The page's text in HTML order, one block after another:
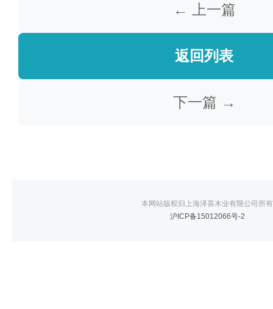
← 上一篇
返回列表
下一篇 →
本网站版权归上海泽喜木业有限公司所有
沪ICP备15012066号-2